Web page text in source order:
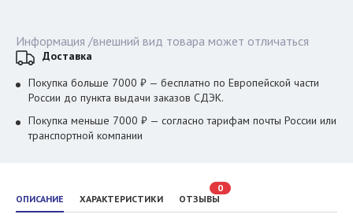
ОПИСАНИЕ ХАРАКТЕРИСТИКИ ОТЗЫВЫ
0
Информация /внешний вид товара может отличаться
Доставка
Покупка больше 7000 ₽ — бесплатно по Европейской части
России до пункта выдачи заказов СДЭК.
Покупка меньше 7000 ₽ — согласно тарифам почты России или
транспортной компании